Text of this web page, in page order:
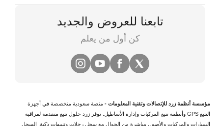
تابعنا للعروض والجديد
كن أول من يعلم
مؤسسة أنظمة زرد للإتصالات وتقنية المعلومات - منصة سعودية متخصصة في أجهزة
التتبع
تتبع المركبات وإدارة الأساطيل. توفر زرد حلول تتبع متقدمة لمراقبة
السيارات والمركبات والأصول مباشرة من الجوال مع سجل رحلات وتنبيهات ذكية. السجل